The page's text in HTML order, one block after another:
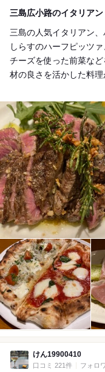
三島広小路のイタリアン
三島の人気イタリアン
しらすのハーフピッツ
チーズを使った前菜な
材の良さを活かした料理
けん19900410
口コミ 221件 フォロ